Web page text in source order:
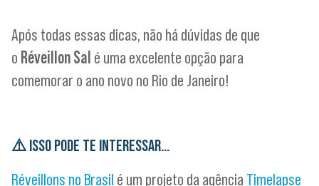
Após todas essas dicas, não há dúvidas de que
o Réveillon Sal é uma excelente opção para
comemorar o ano novo no Rio de Janeiro!
⚠️ISSO PODE TE INTERESSAR…
Réveillons no Brasil é um projeto da agência Timelapse